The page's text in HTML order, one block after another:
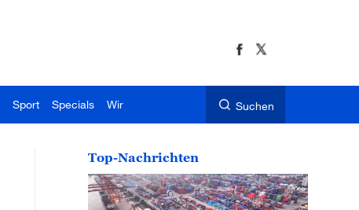
Sport Specials Wir Suchen
Top-Nachrichten